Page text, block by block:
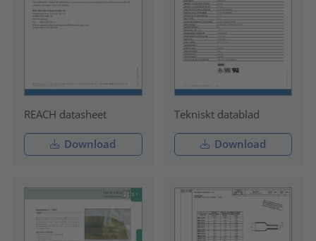
REACH datasheet
Download
Tekniskt datablad
Download